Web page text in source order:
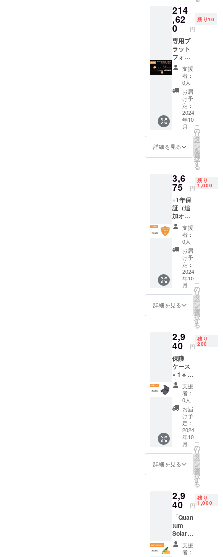
お届け
する際
に輸入
時消費
税、関
税を直
接お支
払いい
ただく
必要が
ありま
リター
ン価格
は送料
込みで
す ※ 海
外から
直接発
送とな
るた
め、消
費税は
不課税
となり
ます
が、皆
様のお
手元に
お届け
する際
に輸入
税、関
税を直
接お支
払いい
ただく
必要が
ありま
（iOS/A
ndroid
） メー
カー保
証：1年
※ 一般
販売予
定価格
382,200
円（税
込） ※
リター
ン価格
は送料
込みで
す ※ 海
外から
直接発
送とな
るた
費税は
不課税
となり
ます
が、皆
様のお
手元に
お届け
する際
に輸入
時消費
税、関
税を直
接お支
払いい
ただく
必要が
214
,62
0 円
残り10
専用プ
ラット
フォー
ム
（台）
× 2 惑星
セット
× 2 太陽
（LED
内蔵）
× 2 保護
ケース
× 2
AC/DC
アダプ
ター × 2
号刻印
証明書
制作
チーム
のサイ
ン（台
裏面）
アプリ
ケー
ション
（iOS/A
ndroid
） メー
カー保
証：2年
※ 一般
販売予
441,000
込） ※
リター
ン価格
は送料
込みで
す ※ 海
外から
直接発
送とな
るた
め、消
費税は
不課税
となり
ます
が、皆
様のお
に輸入
時消費
税、関
税を直
接お支
払いい
ただく
必要が
支援
者：
0人
お届
け予
定：
2024
年10
月
詳細を見る
こ
の
リ
タ
ー
ン
を
選
択
す
る
3,6
75 円
残り
1,000
+1年保
証（追
加オプ
ショ
ン） ス
ペシャ
ルエ
ディ
ション
には2年
間、そ
の他の
リター
ンには1
年間の
保証が
ており
ます
が、さ
らに、
お客様
のご希
望に応
じて、
＋1年間
の保証
期間を
アドオ
ンとし
てご提
供いた
しま
す。 ※
して
は、生
産時に
発生し
た欠陥
がある
場合
に、そ
支援
者：
0人
お届
け予
定：
2024
年10
月
詳細を見る
こ
の
リ
タ
ー
ン
を
選
択
す
る
2,9
40 円
残り
200
保護
ケース
× 1 ※ リ
ターン
価格は
送料込
みです
※ 海外
から直
接発送
となる
ため、
消費税
は不課
税とな
ります
様のお
手元に
お届け
する際
に輸入
時消費
税、関
税を直
支援
者：
0人
お届
け予
定：
2024
年10
月
詳細を見る
こ
の
リ
タ
ー
ン
を
選
択
す
る
2,9
40 円
残り
1,000
「Quan
tum
Solar
System
」開発
支援
者：